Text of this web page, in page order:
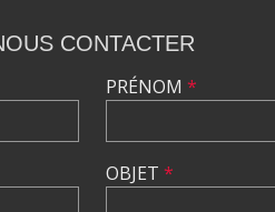
CONTACTER
PRÉNOM *
OBJET *